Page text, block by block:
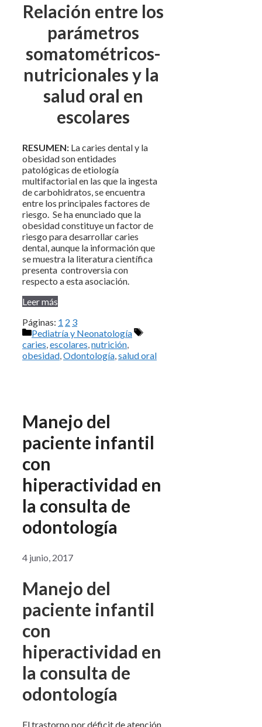
Relación entre los
parámetros
somatométricos-
nutricionales y la
salud oral en
escolares
RESUMEN: La caries dental y la
obesidad son entidades
patológicas de etiología
multifactorial en las que la ingesta
de carbohidratos, se encuentra
entre los principales factores de
riesgo. Se ha enunciado que la
obesidad constituye un factor de
riesgo para desarrollar caries
dental, aunque la información que
se muestra la literatura científica
presenta controversia con
respecto a esta asociación.
Leer más
Páginas: 1 2 3
Categorías
Pediatría y Neonatología
Etiquetas
caries,escolares,nutrición,
obesidad,Odontología,salud oral
Manejo del
paciente infantil
con
hiperactividad en
la consulta de
odontología
4 junio, 2017
Manejo del
paciente infantil
con
hiperactividad en
la consulta de
odontología
El trastorno por déficit de atención